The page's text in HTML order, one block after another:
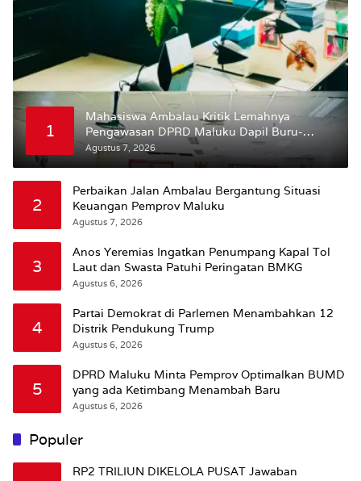
1
Mahasiswa Ambalau Kritik Lemahnya
Pengawasan DPRD Maluku Dapil Buru-
Bursel Terhadap Proses Perubahan Status
Agustus 7, 2026
2
Perbaikan Jalan Ambalau Bergantung Situasi
Keuangan Pemprov Maluku
Agustus 7, 2026
3
Anos Yeremias Ingatkan Penumpang Kapal Tol
Laut dan Swasta Patuhi Peringatan BMKG
Agustus 6, 2026
4
Partai Demokrat di Parlemen Menambahkan 12
Distrik Pendukung Trump
Agustus 6, 2026
5
DPRD Maluku Minta Pemprov Optimalkan BUMD
yang ada Ketimbang Menambah Baru
Agustus 6, 2026
Populer
RP2 TRILIUN DIKELOLA PUSAT Jawaban